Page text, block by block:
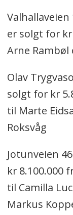
Valhallaveien
er solgt for
Arne Rambøl
Olav
solgt for kr
til Marte
Roksvåg
Jotunveien
kr 8.100.000
til Camilla
Markus